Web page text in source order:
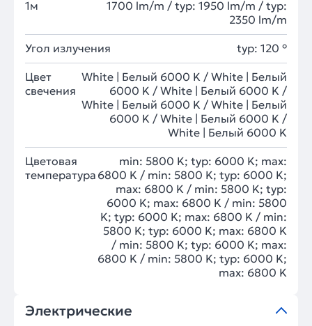
1м
1700 lm/m / typ: 1950 lm/m / typ:
2350 lm/m
Угол излучения typ: 120 °
Цвет
свечения
White | Белый 6000 K / White | Белый
6000 K / White | Белый 6000 K /
White | Белый 6000 K / White | Белый
6000 K / White | Белый 6000 K /
White | Белый 6000 K
Цветовая
температура
min: 5800 K; typ: 6000 K; max:
6800 K / min: 5800 K; typ: 6000 K;
max: 6800 K / min: 5800 K; typ:
6000 K; max: 6800 K / min: 5800
K; typ: 6000 K; max: 6800 K / min:
5800 K; typ: 6000 K; max: 6800 K
/ min: 5800 K; typ: 6000 K; max:
6800 K / min: 5800 K; typ: 6000 K;
max: 6800 K
Электрические